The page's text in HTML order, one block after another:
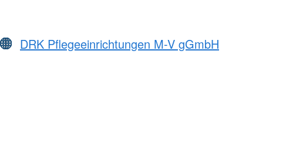
DRK Pflegeeinrichtungen M-V gGmbH